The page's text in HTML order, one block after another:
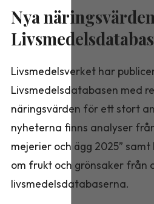
Nya
Livsmedelsverket har
Livsmedelsdatabasen med
näringsvärden för ett stort
nyheterna finns analyser
mejerier och ägg 2025”
om frukt och grönsaker från
livsmedelsdatabaserna.